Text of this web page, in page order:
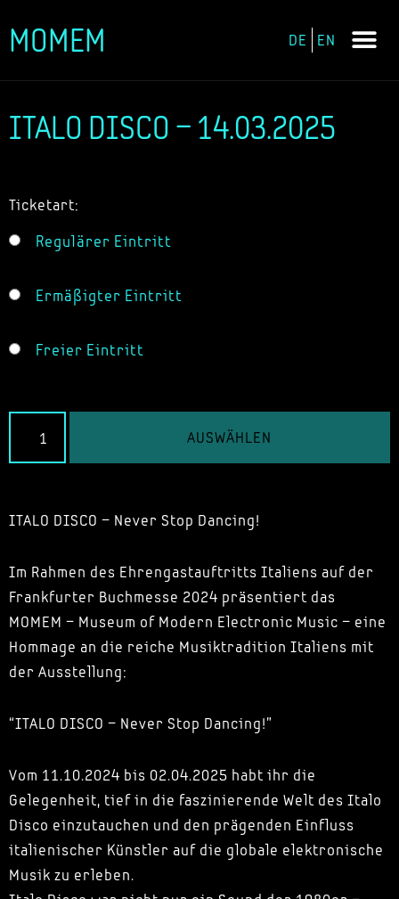
Zum
MOMEM DE EN
ITALO DISCO – 14.03.2025
Ticketart:
Regulärer Eintritt
Ermäßigter Eintritt
Freier Eintritt
AUSWÄHLEN
ITALO DISCO – Never Stop Dancing!
Im Rahmen des Ehrengastauftritts Italiens auf der
Frankfurter Buchmesse 2024 präsentiert das
MOMEM – Museum of Modern Electronic Music – eine
Hommage an die reiche Musiktradition Italiens mit
der Ausstellung:
“ITALO DISCO – Never Stop Dancing!”
Vom 11.10.2024 bis 02.04.2025 habt ihr die
Gelegenheit, tief in die faszinierende Welt des Italo
Disco einzutauchen und den prägenden Einfluss
italienischer Künstler auf die globale elektronische
Musik zu erleben.